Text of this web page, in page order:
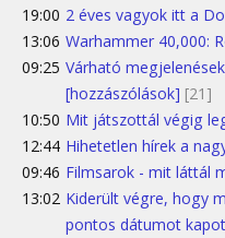
19:00 2 éves vagyok itt a
13:06 Warhammer 40,000:
09:25 Várható
[hozzászólások] [21]
10:50 Mit játszottál végig
12:44 Hihetetlen hírek a
09:46 Filmsarok - mit láttál
13:02 Kiderült végre, hogy
pontos dátumot